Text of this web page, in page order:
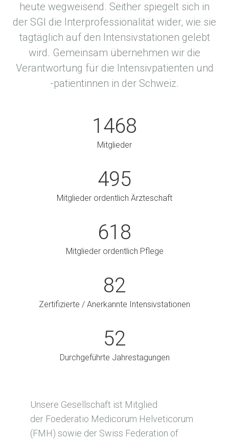
heute wegweisend. Seither spiegelt sich in
der SGI die Interprofessionalität wider, wie sie
tagtäglich auf den Intensivstationen gelebt
wird. Gemeinsam übernehmen wir die
Verantwortung für die Intensivpatienten und
-patientinnen in der Schweiz.
1468
Mitglieder
495
Mitglieder ordentlich Ärzteschaft
618
Mitglieder ordentlich Pflege
82
Zertifizierte / Anerkannte Intensivstationen
52
Durchgeführte Jahrestagungen
Unsere Gesellschaft ist Mitglied
der Foederatio Medicorum Helveticorum
(FMH) sowie der Swiss Federation of